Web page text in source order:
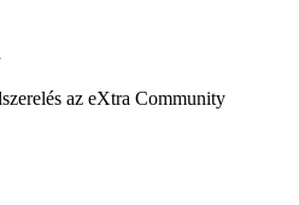
az eXtra Community